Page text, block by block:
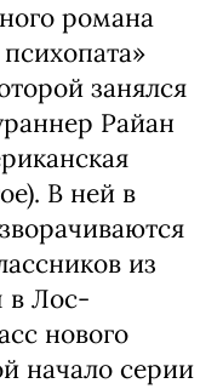
романа
занялся
Райан
В ней в
из
в Лос-
нового
начало серии